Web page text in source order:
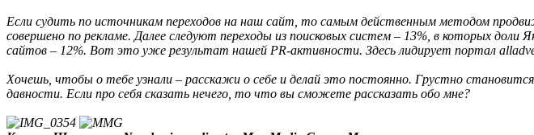
Если судить по источникам переходов на наш сайт, то самым действенным методом
совершено по рекламе. Далее следуют переходы из поисковых систем – 13%, в которых
сайтов – 12%. Вот это уже результат нашей PR-активности. Здесь лидирует портал
Хочешь, чтобы о тебе узнали – расскажи о себе и делай это постоянно. Грустно
давности. Если про себя сказать нечего, то что вы сможете рассказать обо мне?